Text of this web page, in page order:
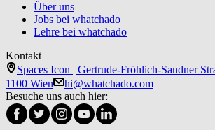
Über uns
Jobs bei whatchado
Lehre bei whatchado
Kontakt
Spaces Icon | Gertrude-Fröhlich-Sandner
1100 Wien
hi@whatchado.com
Besuche uns auch hier: